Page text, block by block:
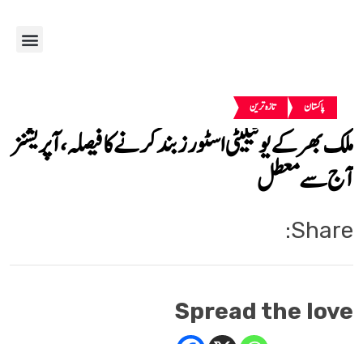
پاکستان تازہ ترین
ملک بھر کے یوٹیلیٹی اسٹورز بند کرنے کا فیصلہ، آپریشنز
آج سے معطل
Share:
Spread the love